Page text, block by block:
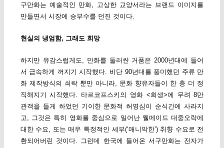
구만화는 예술적인 만화, 고상한 교양서라는 브랜드 이미지를
만들면서 시장에 승부수를 던진 것이다.
현실의 냉엄함, 그래도 희망
하지만 유감스럽게도, 만화를 둘러싼 거품은 2000년대에 들어
서 급속하게 꺼지기 시작했다. 비단 90년대를 풍미했던 주류 만
화 제작방식의 쇠락 뿐만 아니라, 문화 향유자들이 한 층 더 정
직해지기 시작했다. 타르코프스키의 영화 <희생>에 무려 8만
관객을 들게 하었던 기이한 문화적 허영심이 순식간에 사라지
고, 그것은 특히 영화를 중심으로 일어난 웰메이드 대중오락에
대한 수요, 또는 매우 특정적인 세부(‘매니악한’) 취향 수요로 전
환되어버린 것이다. 그런데 한국에 들어온 서구만화는 전자가